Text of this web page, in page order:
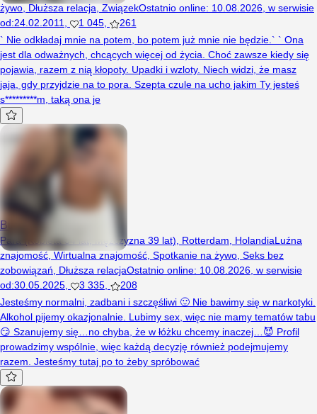
żywo, Dłuższa relacja, ZwiązekOstatnio online: 10.08.2026, w serwisie
od:24.02.2011, 1 045,
261
` Nie odkładaj mnie na potem, bo potem już mnie nie będzie.` ` Ona
jest dla odważnych, chcących więcej od życia. Choć zawsze kiedy się
pojawia, razem z nią kłopoty. Upadki i wzloty. Niech widzi, że masz
jaja, gdy przyjdzie na to pora. Szepta czule na ucho jakim Ty jesteś
s*********m, taką ona je
Bubu92Dudu87
Para (Kobieta 34 lat, Mężczyzna 39 lat), Rotterdam, HolandiaLuźna
znajomość Wirtualna znajomość Spotkanie na żywo Seks bez
zobowiązań
Dłuższa relacjaOstatnio online: 10.08.2026 w serwisie
od:30.05.2025 3 335
208
Jesteśmy normalni, zadbani i szczęśliwi 🙂 Nie bawimy się w narkotyki.
Alkohol pijemy okazjonalnie. Lubimy sex, więc nie mamy tematów tabu
😏 Szanujemy się…no chyba, że w łóżku chcemy inaczej…😈 Profil
prowadzimy wspólnie, więc każdą decyzję również podejmujemy
razem. Jesteśmy tutaj po to żeby spróbować